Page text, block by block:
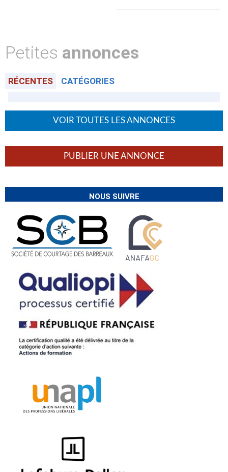
Petites annonces
RÉCENTES CATÉGORIES
VOIR TOUTES LES ANNONCES
PUBLIER UNE ANNONCE
NOUS SUIVRE